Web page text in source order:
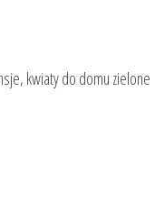
kwiaty do domu zielone